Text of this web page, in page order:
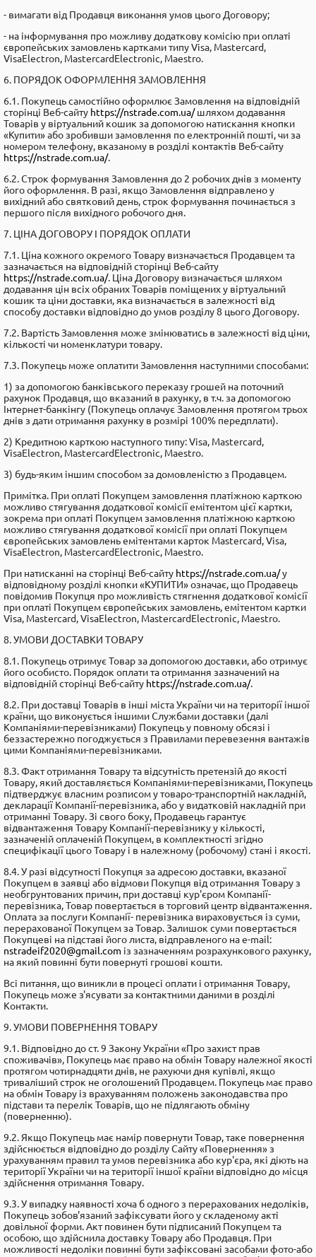
- вимагати від Продавця виконання умов цього Договору;
- на інформування про можливу додаткову комісію при оплаті
європейських замовлень картками типу Visa, Mastercard,
VisaElectron, MastercardElectronic, Maestro.
6. ПОРЯДОК ОФОРМЛЕННЯ ЗАМОВЛЕННЯ
6.1. Покупець самостійно оформлює Замовлення на відповідній
сторінці Веб-сайту https://nstrade.com.ua/шляхом додавання
Товарів у віртуальний кошик за допомогою натискання кнопки
«Купити» або зробивши замовлення по електронній пошті, чи за
номером телефону, вказаному в розділі контактів Веб-сайту
https://nstrade.com.ua/.
6.2. Строк формування Замовлення до 2 робочих днів з моменту
його оформлення. В разі, якщо Замовлення відправлено у
вихідний або святковий день, строк формування починається з
першого після вихідного робочого дня.
7. ЦІНА ДОГОВОРУ I ПОРЯДОК ОПЛАТИ
7.1. Ціна кожного окремого Товару визначається Продавцем та
зазначається на відповідній сторінці Веб-сайту
https://nstrade.com.ua/. Ціна Договору визначається шляхом
додавання цін всіх обраних Товарів поміщених у віртуальний
кошик та ціни доставки, яка визначається в залежності від
способу доставки відповідно до умов розділу 8 цього Договору.
7.2. Вартість Замовлення може змінюватись в залежності від ціни,
кількості чи номенклатури товару.
7.3. Покупець може оплатити Замовлення наступними способами:
1) за допомогою банківського переказу грошей на поточний
рахунок Продавця, що вказаний в рахунку, в т.ч. за допомогою
Інтернет-банкінгу (Покупець оплачує Замовлення протягом трьох
днів з дати отримання рахунку в розмірі 100% передплати).
2) Кредитною карткою наступного типу: Visa, Mastercard,
VisaElectron, MastercardElectronic, Maestro.
3) будь-яким іншим способом за домовленістю з Продавцем.
Примітка. При оплаті Покупцем замовлення платіжною карткою
можливо стягування додаткової комісії емітентом цієї картки,
зокрема при оплаті Покупцем замовлення платіжною карткою
можливо стягування додаткової комісії при оплаті Покупцем
європейських замовлень емітентами карток Mastercard, Visa,
VisaElectron, MastercardElectronic, Maestro.
При натисканні на сторінці Веб-сайту https://nstrade.com.ua/y
відповідному розділі кнопки «КУПИТИ» означає, що Продавець
повідомив Покупця про можливість стягнення додаткової комісії
при оплаті Покупцем європейських замовлень, емітентом картки
Visa, Mastercard, VisaElectron, MastercardElectronic, Maestro.
8. УМОВИ ДОСТАВКИ ТОВАРУ
8.1. Покупець отримує Товар за допомогою доставки, або отримує
його особисто. Порядок оплати та отримання зазначений на
відповідній сторінці Веб-сайту https://nstrade.com.ua/.
8.2. При доставці Товарів в інші міста України чи на території іншої
країни, що виконується іншими Службами доставки (далі
Компаніями-перевізниками) Покупець у повному обсязі і
беззастережно погоджується з Правилами перевезення вантажів
цими Компаніями-перевізниками.
8.3. Факт отримання Товару та відсутність претензій до якості
Товару, який доставляється Компаніями-перевізниками, Покупець
підтверджує власним розписом у товаро-транспортній накладній,
декларації Компанії-перевізника, або у видатковій накладній при
отриманні Товару. Зі свого боку, Продавець гарантує
відвантаження Товару Компанії-перевізнику у кількості,
зазначеній оплаченій Покупцем, в комплектності згідно
специфікації цього Товару і в належному (робочому) стані і якості.
8.4. У разі відсутності Покупця за адресою доставки, вказаної
Покупцем в заявці або відмови Покупця від отримання Товару з
необгрунтованих причин, при доставці кур'єром Компанії-
перевізника, Товар повертається в торговий центр відвантаження.
Оплата за послуги Компанії- перевізника вираховується із суми,
перерахованої Покупцем за Товар. Залишок суми повертається
Покупцеві на підставі його листа, відправленого на е-mail:
nstradeif2020@gmail.com із зазначенням розрахункового рахунку,
на який повинні бути повернуті грошові кошти.
Всі питання, що виникли в процесі оплати і отримання Товару,
Покупець може з'ясувати за контактними даними в розділі
Контакти.
9. УМОВИ ПОВЕРНЕННЯ ТОВАРУ
9.1. Відповідно до ст. 9 Закону України «Про захист прав
споживачів», Покупець має право на обмін Товару належної якості
протягом чотирнадцяти днів, не рахуючи дня купівлі, якщо
триваліший строк не оголошений Продавцем. Покупець має право
на обмін Товару із врахуванням положень законодавства про
підстави та перелік Товарів, що не підлягають обміну
(поверненню).
9.2. Якщо Покупець має намір повернути Товар, таке повернення
здійснюється відповідно до розділу Сайту «Повернення» з
урахуванням правил та умов перевізника або кур'єра, які діють на
території України чи на території іншої країни відповідно до місця
здійснення отримання Товару.
9.3. У випадку наявності хоча б одного з перерахованих недоліків,
Покупець зобов'язаний зафіксувати його у складеному акті
довільної форми. Акт повинен бути підписаний Покупцем та
особою, що здійснила доставку Товару або Продавця. При
можливості недоліки повинні бути зафіксовані засобами фото-або